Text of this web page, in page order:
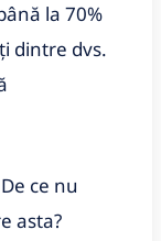
la 70%
dintre dvs.
ce nu
asta?